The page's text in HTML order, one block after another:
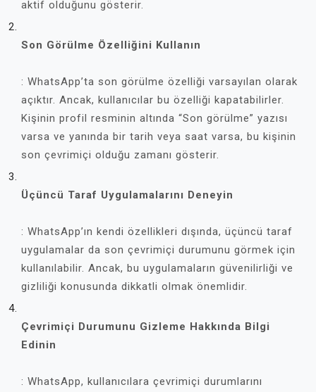
aktif olduğunu gösterir.
Son Görülme Özelliğini Kullanın
: WhatsApp’ta son görülme özelliği varsayılan olarak
açıktır. Ancak, kullanıcılar bu özelliği kapatabilirler.
Kişinin profil resminin altında “Son görülme” yazısı
varsa ve yanında bir tarih veya saat varsa, bu kişinin
son çevrimiçi olduğu zamanı gösterir.
Üçüncü Taraf Uygulamalarını Deneyin
: WhatsApp’ın kendi özellikleri dışında, üçüncü taraf
uygulamalar da son çevrimiçi durumunu görmek için
kullanılabilir. Ancak, bu uygulamaların güvenilirliği ve
gizliliği konusunda dikkatli olmak önemlidir.
Çevrimiçi Durumunu Gizleme Hakkında Bilgi
Edinin
: WhatsApp, kullanıcılara çevrimiçi durumlarını